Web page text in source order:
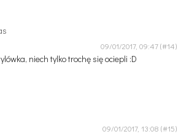
09/01/2017, 09:47
niech tylko trochę się ociepli :D
09/01/2017, 13:08